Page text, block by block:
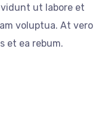
ut labore et
voluptua. At vero
et ea rebum.